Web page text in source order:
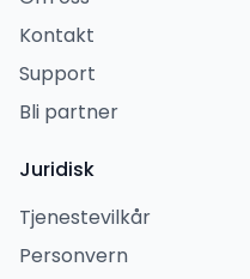
Kontakt
Support
Bli partner
Juridisk
Tjenestevilkår
Personvern